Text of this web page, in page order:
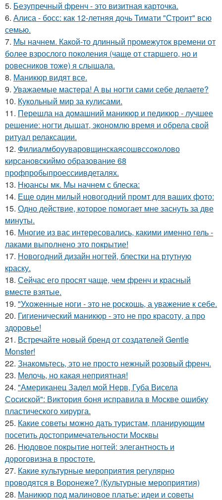
5. Безупречный френч - это визитная карточка.
6. Алиса - босс: как 12-летняя дочь Тимати "Строит" всю
семью.
7. Мы начнем. Какой-то длинный промежуток времени от
более взрослого поколения (чаще от старшего, но и
ровесников тоже) я слышала.
8. Маникюр видят все.
9. Уважаемые мастера! А вы ногти сами себе делаете?
10. Кукольный мир за кулисами.
11. Перешла на домашний маникюр и педикюр - лучшее
решение: ногти дышат, экономлю время и обрела свой
ритуал релаксации.
12. Филиалмбоууваровщинскаясошвссоколово
кирсановскиймо образование 68
профпробыпроессиивдеталях.
13. Нюансы мк. Мы начнем с блеска:
14. Еще один милый новогодний промт для ваших фото:
15. Одно действие, которое помогает мне заснуть за две
минуты.
16. Многие из вас интересовались, какими именно гель -
лаками выполнено это покрытие!
17. Новогодний дизайн ногтей, блестки на ртутную
краску.
18. Сейчас его просят чаще, чем френч и красный
вместе взятые.
19. "Ухоженные ноги - это не роскошь, а уважение к себе.
20. Гигиенический маникюр - это не про красоту, а про
здоровье!
21. Встречайте новый бренд от создателей Gentle
Monster!
22. Знакомьтесь, это не просто нежный розовый френч.
23. Мелочь, но какая неприятная!
24. "Американец Задел мой Нерв, Губа Висела
Сосиской": Виктория боня исправила в Москве ошибку
пластического хирурга.
25. Какие советы можно дать туристам, планирующим
посетить достопримечательности Москвы
26. Нюдовое покрытие ногтей: элегантность и
дороговизна в простоте.
27. Какие культурные мероприятия регулярно
проводятся в Воронеже? (Культурные мероприятия)
28. Маникюр под малиновое платье: идеи и советы